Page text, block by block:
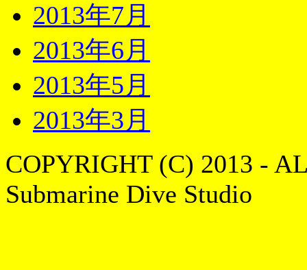
2013年7月
2013年6月
2013年5月
2013年3月
COPYRIGHT (C) 2013 -
Submarine Dive Studio